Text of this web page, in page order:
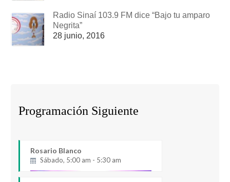
Radio Sinaí 103.9 FM dice “Bajo tu amparo
Negrita”
28 junio, 2016
Programación Siguiente
Rosario Blanco
Sábado, 5:00 am - 5:30 am